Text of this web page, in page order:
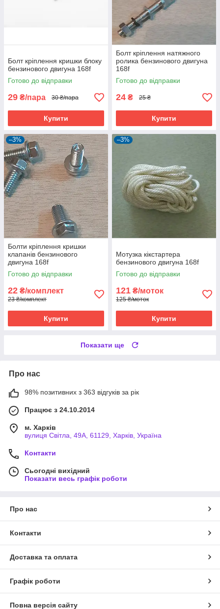
Болт кріплення кришки блоку
бензинового двигуна 168f
Готово до відправки
29 ₴/пара 30 ₴/пара
Купити
Болт кріплення натяжного
ролика бензинового двигуна
168f
Готово до відправки
24 ₴ 25 ₴
Купити
–3%
Болти кріплення кришки
клапанів бензинового
двигуна 168f
Готово до відправки
22 ₴/комплект
23 ₴/комплект
Купити
–3%
Мотузка кікстартера
бензинового двигуна 168f
Готово до відправки
121 ₴/моток
125 ₴/моток
Купити
Показати ще
Про нас
98% позитивних з 363 відгуків за рік
Працює з 24.10.2014
м. Харків
вулиця Світла, 49А, 61129, Харків, Україна
Контакти
Сьогодні вихідний
Показати весь графік роботи
Про нас
Контакти
Доставка та оплата
Графік роботи
Повна версія сайту